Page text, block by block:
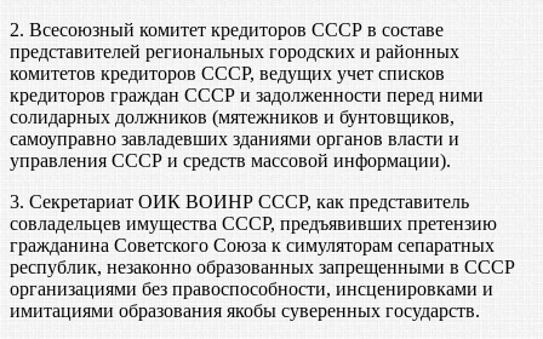
2. Всесоюзный комитет кредиторов СССР в составе
представителей региональных городских и районных
комитетов кредиторов СССР, ведущих учет списков
кредиторов граждан СССР и задолженности перед ними
солидарных должников (мятежников и бунтовщиков,
самоуправно завладевших зданиями органов власти и
управления СССР и средств массовой информации).
3. Секретариат ОИК ВОИНР СССР, как представитель
совладельцев имущества СССР, предъявивших претензию
гражданина Советского Союза к симуляторам сепаратных
республик, незаконно образованных запрещенными в СССР
организациями без правоспособности, инсценировками и
имитациями образования якобы суверенных государств.